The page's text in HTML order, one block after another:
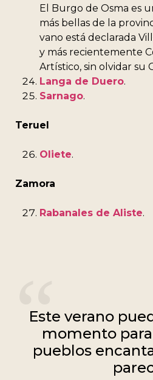
El Burgo de Osma es
más bellas de la
vano está declarada
y más recientemente
Artístico, sin olvidar su
Langa de Duero.
Sarnago.
Teruel
Oliete.
Zamora
Rabanales de Aliste.
Este verano
momento
pueblos